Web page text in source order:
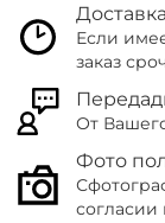
Если
заказ
От
Фото
согласии